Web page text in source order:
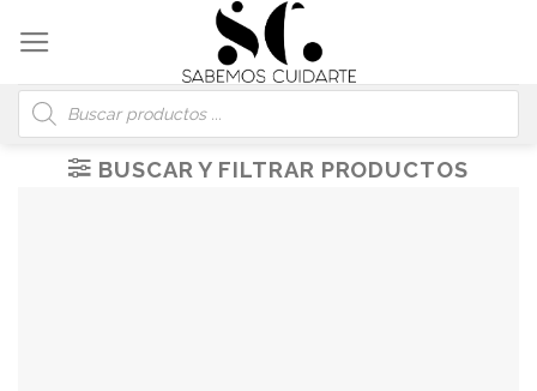
content
Búsqueda
de
productos
BUSCAR Y FILTRAR PRODUCTOS